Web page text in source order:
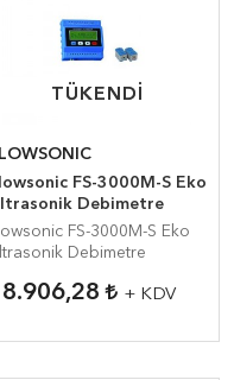
TÜKENDI
TÜKENDI
FS-3000M-S Eko
Debimetre
FS-3000M-S Eko
Debimetre
+ KDV